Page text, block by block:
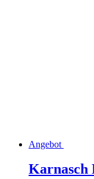
Angebot
Karnasch